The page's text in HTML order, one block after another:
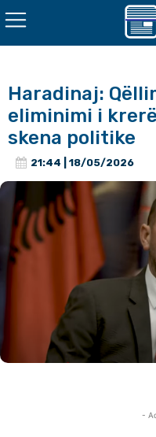
Haradinaj:
eliminimi i
skena politike
21:44 | 18/05/2026
-